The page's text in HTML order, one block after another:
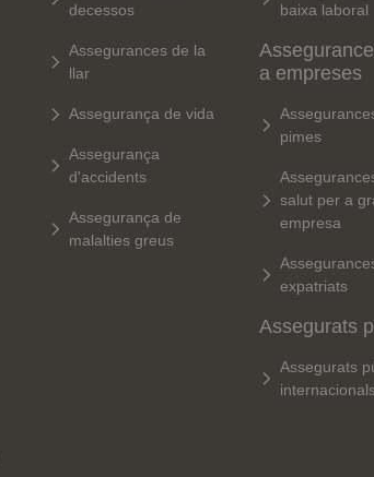
decessos
Assegurances de la
llar
Assegurança de vida
Assegurança
d'accidents
Assegurança de
malalties greus
baixa laboral
a empreses
pimes
salut per a
empresa
expatriats
Assegurats
Assegurats